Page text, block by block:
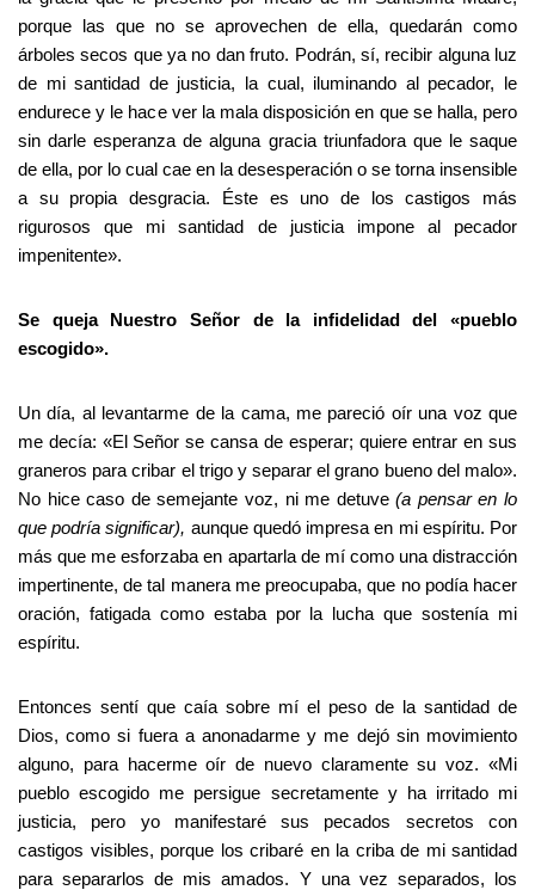
porque las que no se aprovechen de ella, quedarán como
árboles secos que ya no dan fruto. Podrán, sí, recibir alguna luz
de mi santidad de justicia, la cual, iluminando al pecador, le
endurece y le hace ver la mala disposición en que se halla, pero
sin darle esperanza de alguna gracia triunfadora que le saque
de ella, por lo cual cae en la desesperación o se torna insensible
a su propia desgracia. Éste es uno de los castigos más
rigurosos que mi santidad de justicia impone al pecador
impenitente».
Se queja Nuestro Señor de la infidelidad del «pueblo
escogido».
Un día, al levantarme de la cama, me pareció oír una voz que
me decía: «El Señor se cansa de esperar; quiere entrar en sus
graneros para cribar el trigo y separar el grano bueno del malo».
No hice caso de semejante voz, ni me detuve(a pensar en lo
que podría significar), aunque quedó impresa en mi espíritu. Por
más que me esforzaba en apartarla de mí como una distracción
impertinente, de tal manera me preocupaba, que no podía hacer
oración, fatigada como estaba por la lucha que sostenía mi
espíritu.
Entonces sentí que caía sobre mí el peso de la santidad de
Dios, como si fuera a anonadarme y me dejó sin movimiento
alguno, para hacerme oír de nuevo claramente su voz. «Mi
pueblo escogido me persigue secretamente y ha irritado mi
justicia, pero yo manifestaré sus pecados secretos con
castigos visibles, porque los cribaré en la criba de mi santidad
para separarlos de mis amados. Y una vez separados, los